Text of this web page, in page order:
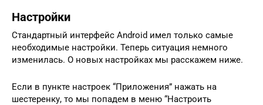
Настройки
Стандартный интерфейс Android имел только самые
необходимые настройки. Теперь ситуация немного
изменилась. О новых настройках мы расскажем ниже.
Если в пункте настроек “Приложения” нажать на
шестеренку, то мы попадем в меню “Настроить